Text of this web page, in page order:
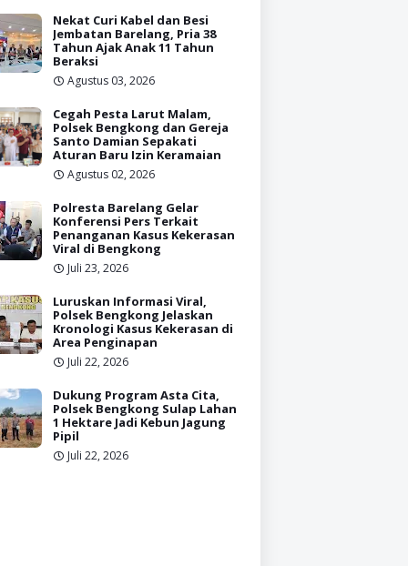
Nekat Curi Kabel dan Besi
Jembatan Barelang, Pria 38
Tahun Ajak Anak 11 Tahun
Beraksi
Agustus 03, 2026
Cegah Pesta Larut Malam,
Polsek Bengkong dan Gereja
Santo Damian Sepakati
Aturan Baru Izin Keramaian
Agustus 02, 2026
Polresta Barelang Gelar
Konferensi Pers Terkait
Penanganan Kasus Kekerasan
Viral di Bengkong
Juli 23, 2026
Luruskan Informasi Viral,
Polsek Bengkong Jelaskan
Kronologi Kasus Kekerasan di
Area Penginapan
Juli 22, 2026
Dukung Program Asta Cita,
Polsek Bengkong Sulap Lahan
1 Hektare Jadi Kebun Jagung
Pipil
Juli 22, 2026